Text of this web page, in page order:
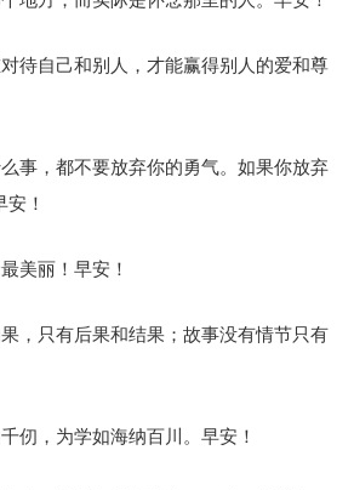
待自己和别人，才能赢得别人的爱和尊
事，都不要放弃你的勇气。如果你放弃
！
美丽！早安！
，只有后果和结果；故事没有情节只有
仞，为学如海纳百川。早安！